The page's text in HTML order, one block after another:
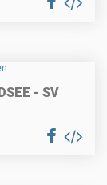
- SV